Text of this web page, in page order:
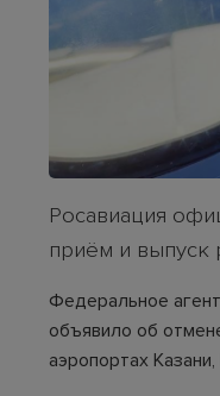
Росавиация
приём и выпуск
Федеральное
объявило об
аэропортах